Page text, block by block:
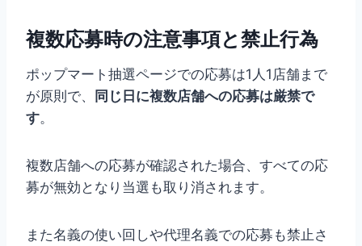
複数応募時の注意事項と禁止行為
ポップマート抽選ページでの応募は1人1店舗まで
が原則で、
同じ日に複数店舗への応募は厳禁で
す。
複数店舗への応募が確認された場合、すべての応
募が無効となり当選も取り消されます。
また名義の使い回しや代理名義での応募も禁止さ